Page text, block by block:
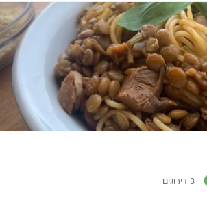
רק
שעה 10 מנות איטלקי
3 דירוגים